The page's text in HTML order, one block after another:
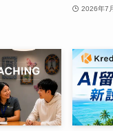
2026年7